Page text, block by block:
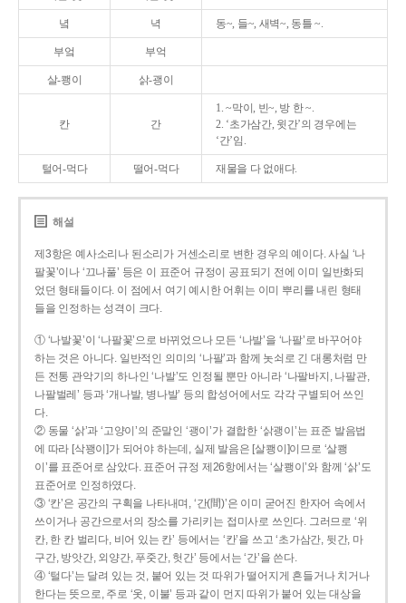
녘 녁 동~, 들~, 새벽~, 동틀 ~.
부엌 부억
살-쾡이 삵-괭이
칸 간
1. ~막이, 빈~, 방 한 ~.
2. ‘초가삼간, 윗간’의 경우에는
‘간’임.
털어-먹다 떨어-먹다 재물을 다 없애다.
해설
제3항은 예사소리나 된소리가 거센소리로 변한 경우의 예이다. 사실 ‘나
팔꽃’이나 ‘끄나풀’ 등은 이 표준어 규정이 공표되기 전에 이미 일반화되
었던 형태들이다. 이 점에서 여기 예시한 어휘는 이미 뿌리를 내린 형태
들을 인정하는 성격이 크다.
① ‘나발꽃’이 ‘나팔꽃’으로 바뀌었으나 모든 ‘나발’을 ‘나팔’로 바꾸어야
하는 것은 아니다. 일반적인 의미의 ‘나팔’과 함께 놋쇠로 긴 대롱처럼 만
든 전통 관악기의 하나인 ‘나발’도 인정될 뿐만 아니라 ‘나팔바지, 나팔관,
나팔벌레’ 등과 ‘개나발, 병나발’ 등의 합성어에서도 각각 구별되어 쓰인
다.
② 동물 ‘삵’과 ‘고양이’의 준말인 ‘괭이’가 결합한 ‘삵괭이’는 표준 발음법
에 따라 [삭꽹이]가 되어야 하는데, 실제 발음은 [살쾡이]이므로 ‘살쾡
이’를 표준어로 삼았다. 표준어 규정 제26항에서는 ‘살쾡이’와 함께 ‘삵’도
표준어로 인정하였다.
③ ‘칸’은 공간의 구획을 나타내며, ‘간(間)’은 이미 굳어진 한자어 속에서
쓰이거나 공간으로서의 장소를 가리키는 접미사로 쓰인다. 그러므로 ‘위
칸, 한 칸 벌리다, 비어 있는 칸’ 등에서는 ‘칸’을 쓰고 ‘초가삼간, 뒷간, 마
구간, 방앗간, 외양간, 푸줏간, 헛간’ 등에서는 ‘간’을 쓴다.
④ ‘털다’는 달려 있는 것, 붙어 있는 것 따위가 떨어지게 흔들거나 치거나
한다는 뜻으로, 주로 ‘옷, 이불’ 등과 같이 먼지 따위가 붙어 있는 대상을